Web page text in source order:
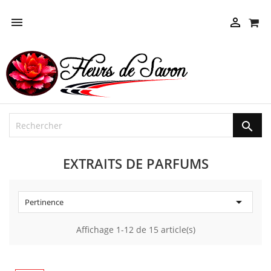
 

EXTRAITS DE PARFUMS
Pertinence 
Affichage 1-12 de 15 article(s)